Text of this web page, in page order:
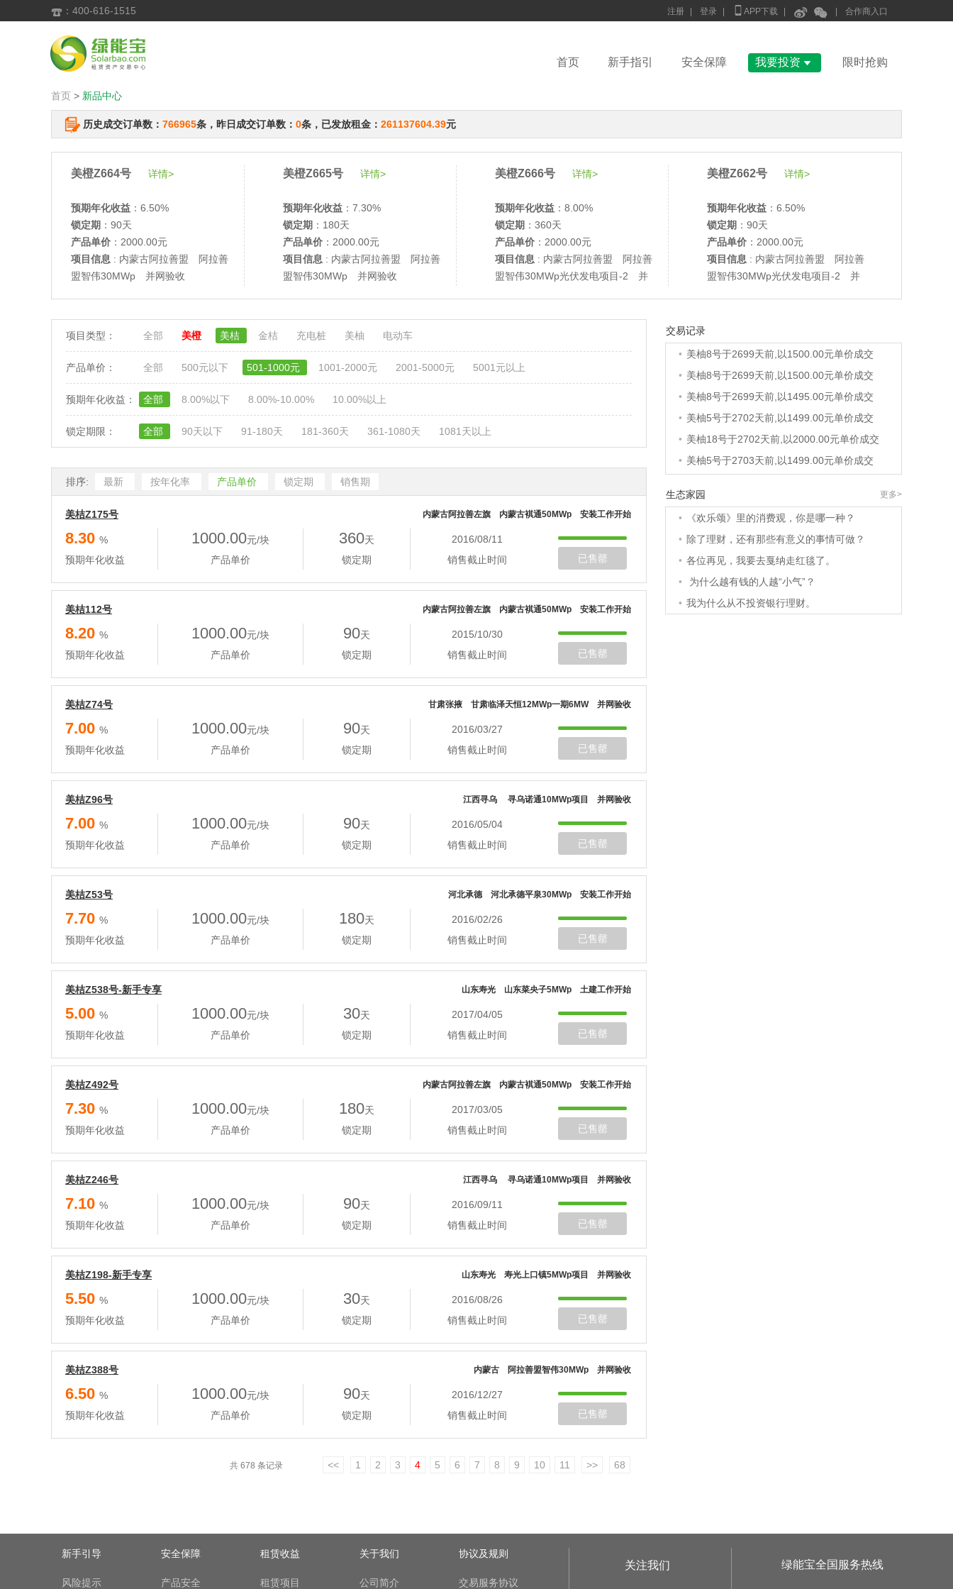
 ：400-616-1515 注册 登录  APP下载   合作商入口
首页 新手指引 安全保障 我要投资  限时抢购
首页 > 新品中心
历史成交订单数： 766965条，昨日成交订单数： 0条，已发放租金： 261137604.39元
美橙Z664号 详情>
预期年化收益 ：6.50%
锁定期 ：90天
产品单价 ：2000.00元
项目信息 : 内蒙古阿拉善盟 阿拉善
盟智伟30MWp 并网验收
美橙Z665号 详情>
预期年化收益 ：7.30%
锁定期 ：180天
产品单价 ：2000.00元
项目信息 : 内蒙古阿拉善盟 阿拉善
盟智伟30MWp 并网验收
美橙Z666号 详情>
预期年化收益 ：8.00%
锁定期 ：360天
产品单价 ：2000.00元
项目信息 : 内蒙古阿拉善盟 阿拉善
盟智伟30MWp光伏发电项目-2 并
美橙Z662号 详情>
预期年化收益 ：6.50%
锁定期 ：90天
产品单价 ：2000.00元
项目信息 : 内蒙古阿拉善盟 阿拉善
盟智伟30MWp光伏发电项目-2 并
项目类型： 全部 美橙 美桔 金桔 充电桩 美柚 电动车
产品单价： 全部 500元以下 501-1000元 1001-2000元 2001-5000元 5001元以上
预期年化收益： 全部 8.00%以下 8.00%-10.00% 10.00%以上
锁定期限： 全部 90天以下 91-180天 181-360天 361-1080天 1081天以上
排序: 最新 按年化率 产品单价 锁定期 销售期
美桔Z175号 内蒙古阿拉善左旗 内蒙古褀通50MWp 安装工作开始
8.30 %
预期年化收益
1000.00元/块
产品单价
360天
锁定期
2016/08/11
销售截止时间
已售罄
美桔112号 内蒙古阿拉善左旗 内蒙古褀通50MWp 安装工作开始
8.20 %
预期年化收益
1000.00元/块
产品单价
90天
锁定期
2015/10/30
销售截止时间
已售罄
美桔Z74号 甘肃张掖 甘肃临泽天恒12MWp一期6MW 并网验收
7.00 %
预期年化收益
1000.00元/块
产品单价
90天
锁定期
2016/03/27
销售截止时间
已售罄
美桔Z96号 江西寻乌 寻乌诺通10MWp项目 并网验收
7.00 %
预期年化收益
1000.00元/块
产品单价
90天
锁定期
2016/05/04
销售截止时间
已售罄
美桔Z53号 河北承德 河北承德平泉30MWp 安装工作开始
7.70 %
预期年化收益
1000.00元/块
产品单价
180天
锁定期
2016/02/26
销售截止时间
已售罄
美桔Z538号-新手专享 山东寿光 山东菜央子5MWp 土建工作开始
5.00 %
预期年化收益
1000.00元/块
产品单价
30天
锁定期
2017/04/05
销售截止时间
已售罄
美桔Z492号 内蒙古阿拉善左旗 内蒙古褀通50MWp 安装工作开始
7.30 %
预期年化收益
1000.00元/块
产品单价
180天
锁定期
2017/03/05
销售截止时间
已售罄
美桔Z246号 江西寻乌 寻乌诺通10MWp项目 并网验收
7.10 %
预期年化收益
1000.00元/块
产品单价
90天
锁定期
2016/09/11
销售截止时间
已售罄
美桔Z198-新手专享 山东寿光 寿光上口镇5MWp项目 并网验收
5.50 %
预期年化收益
1000.00元/块
产品单价
30天
锁定期
2016/08/26
销售截止时间
已售罄
美桔Z388号 内蒙古 阿拉善盟智伟30MWp 并网验收
6.50 %
预期年化收益
1000.00元/块
产品单价
90天
锁定期
2016/12/27
销售截止时间
已售罄
共 678 条记录 << 1 2 3 4 5 6 7 8 9 10 11 >> 68
交易记录
美柚27号于2688天前,以1995.00元单价成交
• 美柚36号于2691天前,以1200.00元单价成交
• 美柚8号于2699天前,以1500.00元单价成交
• 美柚8号于2699天前,以1500.00元单价成交
• 美柚8号于2699天前,以1495.00元单价成交
• 美柚5号于2702天前,以1499.00元单价成交
• 美柚18号于2702天前,以2000.00元单价成交
• 美柚5号于2703天前,以1499.00元单价成交
•
美柚38号于2703天前,以1500.00元单价成交
美柚20号于2717天前,以1495.00元单价成交
美柚38号于2720天前,以1500.00元单价成交
美柚10号于2720天前,以2000.00元单价成交
美柚8号于2722天前,以1490.00元单价成交
美柚5号于2726天前,以1498.00元单价成交
生态家园 更多>
•
《欢乐颂》里的消费观，你是哪一种？
• 除了理财，还有那些有意义的事情可做？
• 各位再见，我要去戛纳走红毯了。
•
为什么越有钱的人越“小气”？
• 我为什么从不投资银行理财。
新手引导
风险提示
安全保障
产品安全
租赁收益
租赁项目
关于我们
公司简介
协议及规则
交易服务协议
关注我们 绿能宝全国服务热线